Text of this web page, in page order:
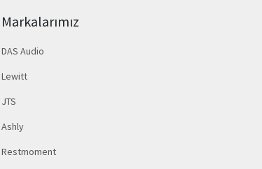
Markalarımız
DAS Audio
Lewitt
JTS
Ashly
Restmoment